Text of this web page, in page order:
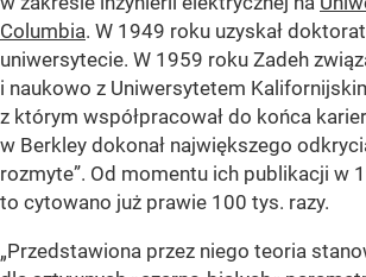
Columbia. W 1949 roku uzyskał
uniwersytecie. W 1959 roku Zadeh
i naukowo z Uniwersytetem
z którym współpracował do końca
w Berkley dokonał największego
rozmyte”. Od momentu ich publikacji w
to cytowano już prawie 100 tys. razy.
„Przedstawiona przez niego teoria